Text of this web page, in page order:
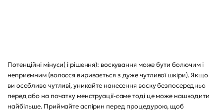
Потенційні мінуси( і рішення): воскування може бути болючим і
неприємним (волосся виривається з дуже чутливої шкіри). Якщо
ви особливо чутливі, уникайте нанесення воску безпосередньо
перед або на початку менструації-саме тоді це може нашкодити
найбільше. Приймайте аспірин перед процедурою, щоб